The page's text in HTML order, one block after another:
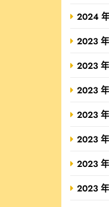
2024
2023
2023
2023
2023
2023
2023
2023